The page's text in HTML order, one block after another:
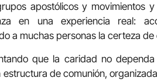
apostólicos y movimientos
en una experiencia real:
a muchas personas la certeza de
que la caridad no
de comunión,